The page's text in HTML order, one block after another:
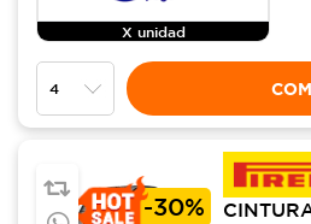
X unidad
-30%